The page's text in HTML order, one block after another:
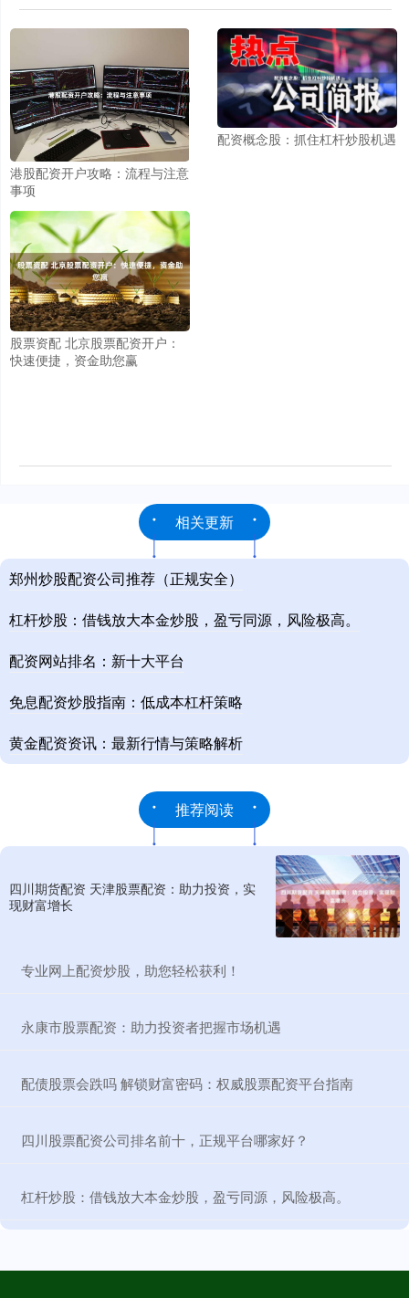
港股配资开户攻略：流程与注意
事项
配资概念股：抓住杠杆炒股机遇
股票资配 北京股票配资开户：
快速便捷，资金助您赢
相关更新
郑州炒股配资公司推荐（正规安全）
杠杆炒股：借钱放大本金炒股，盈亏同源，风险极高。
配资网站排名：新十大平台
免息配资炒股指南：低成本杠杆策略
黄金配资资讯：最新行情与策略解析
推荐阅读
四川期货配资 天津股票配资：助力投资，实
现财富增长
​专业网上配资炒股，助您轻松获利！
​永康市股票配资：助力投资者把握市场机遇
​配债股票会跌吗 解锁财富密码：权威股票配资平台指南
​四川股票配资公司排名前十，正规平台哪家好？
​杠杆炒股：借钱放大本金炒股，盈亏同源，风险极高。